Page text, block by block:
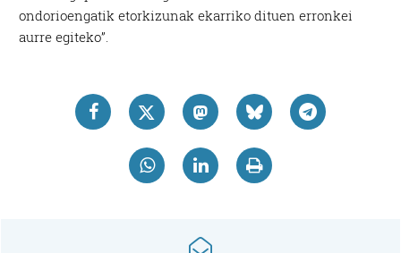
ondorioengatik etorkizunak ekarriko dituen erronkei
aurre egiteko”.